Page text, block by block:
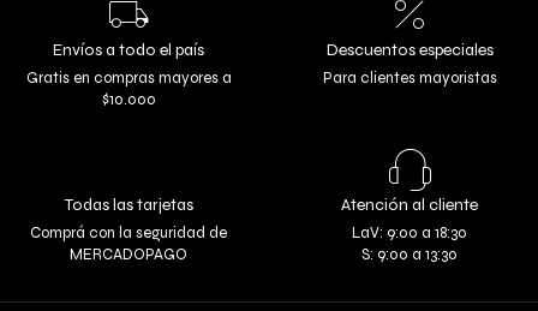
Envíos a todo el país
Gratis en compras mayores a
$10.000
Descuentos especiales
Para clientes mayoristas
Todas las tarjetas
Comprá con la seguridad de
MERCADOPAGO
Atención al cliente
LaV: 9:00 a 18:30
S: 9:00 a 13:30